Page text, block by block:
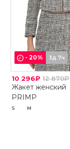
-20% 3д 7ч
10 296₽ 12 870₽
Жакет женский
PRIMP
S M